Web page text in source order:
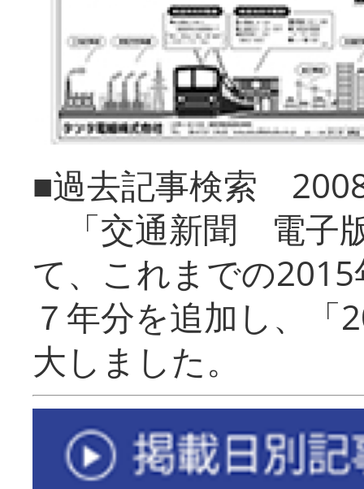
■過去記事検索
「交通新聞 電子
て、これまでの
７年分を追加し、「
大しまし